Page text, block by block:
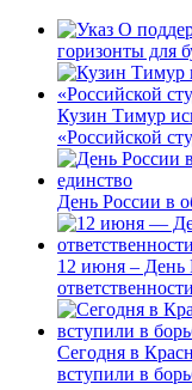
горизонты для
Кузин Тимур
«Российской
День России в
12 июня – День
Сегодня в
вступили в